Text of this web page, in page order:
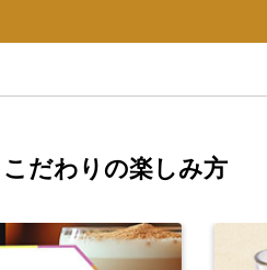
だわりの楽しみ方